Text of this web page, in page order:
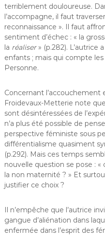
terriblement douloureuse.
l’accompagne, il faut
reconnaissance ». Il faut
sentiment d’échec : « la
la réaliser» (p.282). L’autrice
enfants ; mais qui compte
Personne.
Concernant l’accouchement
Froidevaux-Metterie note
sont désintéressées de
n’a plus été possible de
perspective féministe sous
différentialisme quasiment
(p.292). Mais ces temps
nouvelle question se pose : «
la non maternité ? » Et
justifier ce choix ?
Il n’empêche que l’autrice
gangue d’aliénation dans
enfermée dans l’esprit des